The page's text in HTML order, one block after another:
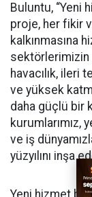
Buluntu, “Yeni
proje, her fikir
kalkınmasına
sektörlerimizin
havacılık, ileri
ve yüksek
daha güçlü bir
ve iş
yüzyılını inşa